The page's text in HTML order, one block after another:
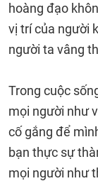
hoàng đạo
vị trí của người
người ta vâng
Trong cuộc
mọi người như
cố gắng để
bạn thực sự
mọi người như